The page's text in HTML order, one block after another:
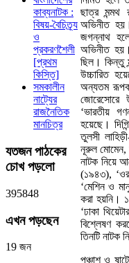
ছাত্র মন্মথ
অভিনীত
জগন্নাথ
অভিনীত
ছিল। কিন্তু
উচ্চারিত
অন্যতম
জোরেসোরে
‘ভারতীয়
হয়েছে।
তুলসী
নূরুল মোমেন,
নাটক নিয়ে
(১৯৪৩),
‘মেশিন ও
করা হয়নি।
‘ঢাকা
বিশ্লেষণ
তিনটি নাটক
পঞ্চাশ ও
কাব্যনাটক :
বিষয়-বৈচিত্র্য
ও
প্রকরণশৈলী
[প্রথম
কিস্তি]
সমকালীন
নাট্যের
রাজনৈতিক
মানচিত্র
যতজনপাঠকের
চোখ পড়লো
395848
এখনপড়ছেন
19 জন